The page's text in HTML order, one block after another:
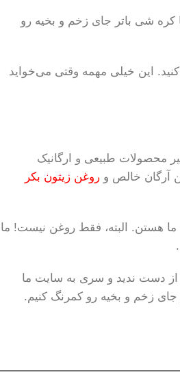
کره شی باتر جای زخم و بخیه رو
این خیلی مهمه وقتی می‌خواید
محصولات طبیعی و ارگانیک
آرگان خالص و روغن زیتون بکر
هستن. البته، فقط روغن نیست! ما
از دست ندید و سری به سایت ما
جای زخم و بخیه رو کمرنگ کنیم.